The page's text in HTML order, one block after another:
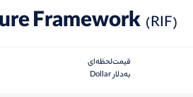
Framework (RIF)
قیمت‌لحظه‌ای
به‌دلار Dollar